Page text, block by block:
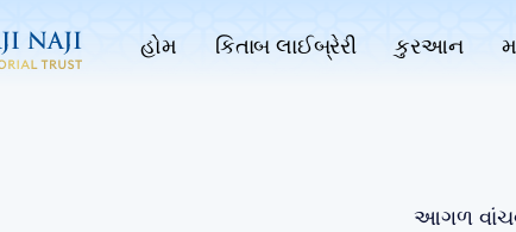
હોમ કિતાબ લાઈબ્રેરી કુરઆન
આગળ